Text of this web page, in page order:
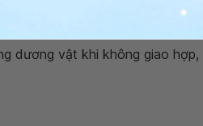
hợp. Ngược lại,
triệu chứng
ngột và thường chỉ mang
dương vật khi không giao